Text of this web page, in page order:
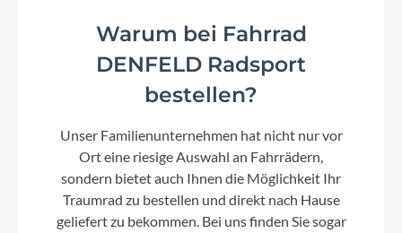
Farbe
Shimano CN-M7100
Gewicht
8,7 kg
Warum bei Fahrrad
DENFELD Radsport
bestellen?
Unser Familienunternehmen hat nicht nur vor
Ort eine riesige Auswahl an Fahrrädern,
sondern bietet auch Ihnen die Möglichkeit Ihr
Traumrad zu bestellen und direkt nach Hause
geliefert zu bekommen. Bei uns finden Sie sogar